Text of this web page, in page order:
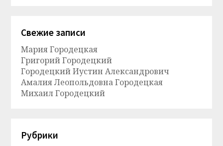
Свежие записи
Мария Городецкая
Григорий Городецкий
Городецкий Иустин Александрович
Амалия Леопольдовна Городецкая
Михаил Городецкий
Рубрики